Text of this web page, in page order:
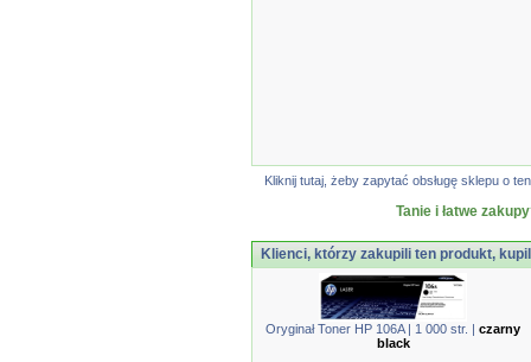
Kliknij tutaj, żeby zapytać obsługę sklepu o
Tanie i łatwe
Klienci, którzy zakupili ten produkt,
Oryginał Toner HP 106A | 1 000 str. | czarny
black